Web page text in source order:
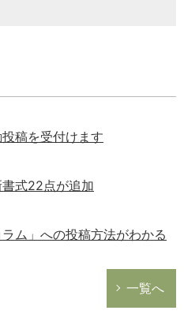
稿を受付けます
式22点が追加
ム」への投稿方法がわかる
一覧へ